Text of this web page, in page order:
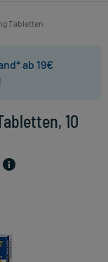
Tabletten
ab 19€
10